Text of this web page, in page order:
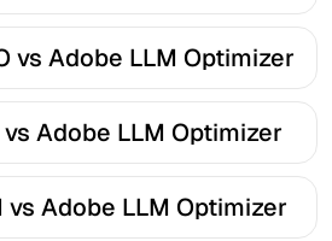
vs Adobe LLM Optimizer
Adobe LLM Optimizer
vs Adobe LLM Optimizer